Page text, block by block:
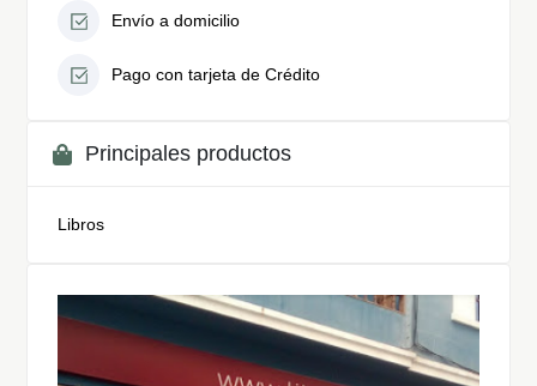
Envío a domicilio
Pago con tarjeta de Crédito
Principales productos
Libros